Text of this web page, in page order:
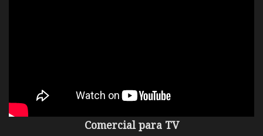
Comercial para TV